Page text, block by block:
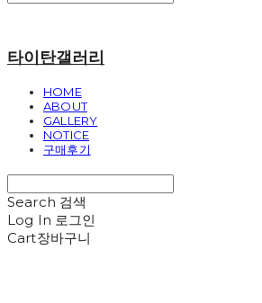
타이탄갤러리
HOME
ABOUT
GALLERY
NOTICE
구매후기
Search 검색
Log In 로그인
Cart장바구니